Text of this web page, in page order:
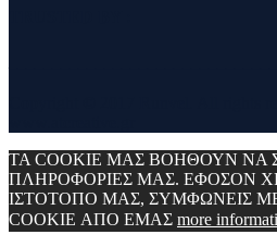
ΤΑ COOKIE ΜΑΣ ΒΟΗΘΟΥΝ ΝΑ
ΠΛΗΡΟΦΟΡΙΕΣ ΜΑΣ. ΕΦΟΣΟΝ
ΙΣΤΟΤΟΠΟ ΜΑΣ, ΣΥΜΦΩΝΕΙΣ
COOKIE ΑΠΟ ΕΜΑΣ more